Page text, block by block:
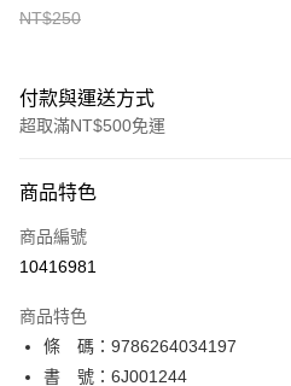
NT$250
付款與運送方式
超取滿NT$500免運
信用卡一次付款
超商取貨付款
相關說明
【關於「AFTEE先享後付」】
AFTEE先享後付是「在收到商品之後才
ATM付款
商品特色
商品編號
10416981
商品特色
條 碼：9786264034197
書 號：6J001244